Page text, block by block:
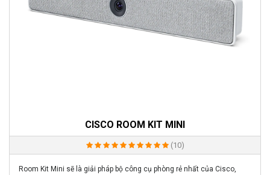
CISCO ROOM KIT MINI
(10)
Room Kit Mini sẽ là giải pháp bộ công cụ phòng rẻ nhất của Cisco,